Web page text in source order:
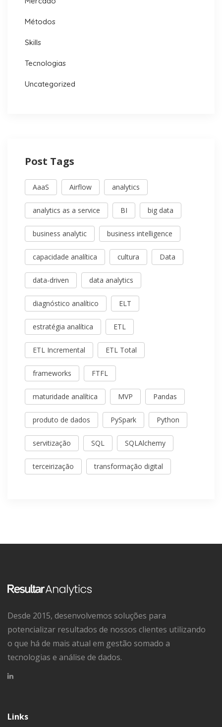
Métodos
Skills
Tecnologias
Uncategorized
Post Tags
AaaS Airflow analytics
analytics as a service BI big data
business analytic business intelligence
capacidade analítica cultura Data
data-driven data analytics
diagnóstico analítico ELT
estratégia analítica ETL
ETL Incremental ETL Total
frameworks FTFL
maturidade analítica MVP Pandas
produto de dados PySpark Python
servitização SQL SQLAlchemy
terceirização transformação digital
Desde 2015, desenvolvemos soluções para
potencializar resultados de nossos clientes utilizando
o que há de mais atual em gestão somado a
tecnologias e análise de dados.
Links